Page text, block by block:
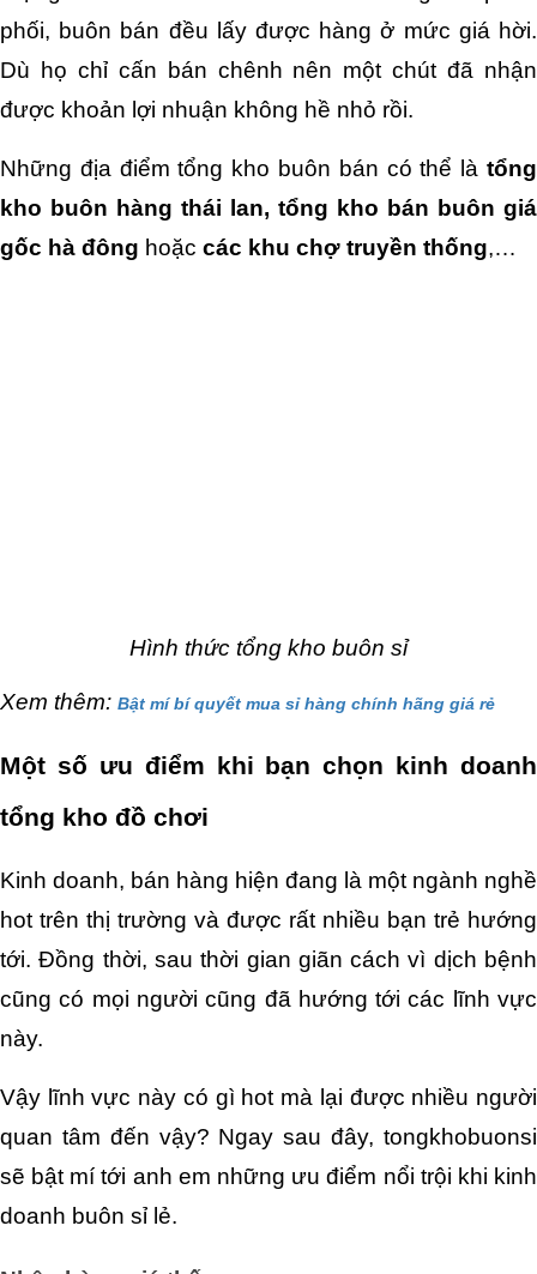
phối, buôn bán đều lấy được hàng ở mức giá hời.
Dù họ chỉ cấn bán chênh nên một chút đã nhận
được khoản lợi nhuận không hề nhỏ rồi.
Những địa điểm tổng kho buôn bán có thể là tổng
kho buôn hàng thái lan, tổng kho bán buôn giá
gốc hà đông hoặc các khu chợ truyền thống,…
Hình thức tổng kho buôn sỉ
Xem thêm: Bật mí bí quyết mua sỉ hàng chính hãng giá rẻ
Một số ưu điểm khi bạn chọn kinh doanh
tổng kho đồ chơi
Kinh doanh, bán hàng hiện đang là một ngành nghề
hot trên thị trường và được rất nhiều bạn trẻ hướng
tới. Đồng thời, sau thời gian giãn cách vì dịch bệnh
cũng có mọi người cũng đã hướng tới các lĩnh vực
này.
Vậy lĩnh vực này có gì hot mà lại được nhiều người
quan tâm đến vậy? Ngay sau đây, tongkhobuonsi
sẽ bật mí tới anh em những ưu điểm nổi trội khi kinh
doanh buôn sỉ lẻ.